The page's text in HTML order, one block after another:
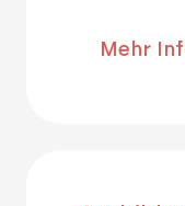
Mehr